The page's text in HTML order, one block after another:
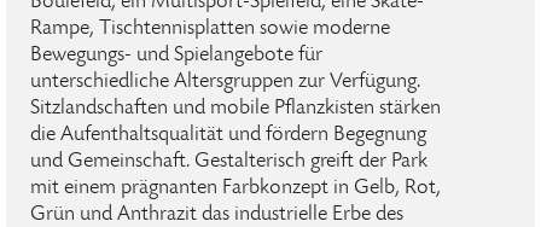
Rampe, Tischtennisplatten sowie moderne
Bewegungs- und Spielangebote für
unterschiedliche Altersgruppen zur Verfügung.
Sitzlandschaften und mobile Pflanzkisten stärken
die Aufenthaltsqualität und fördern Begegnung
und Gemeinschaft. Gestalterisch greift der Park
mit einem prägnanten Farbkonzept in Gelb, Rot,
Grün und Anthrazit das industrielle Erbe des